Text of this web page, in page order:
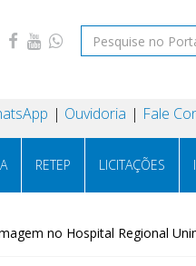
Ouvidoria Fale
RETEP LICITAÇÕES
no Hospital Regional